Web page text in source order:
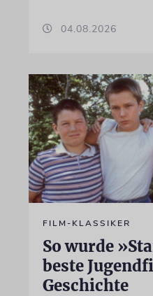
04.08.2026
FILM-KLASSIKER
So wurde
beste
Geschichte